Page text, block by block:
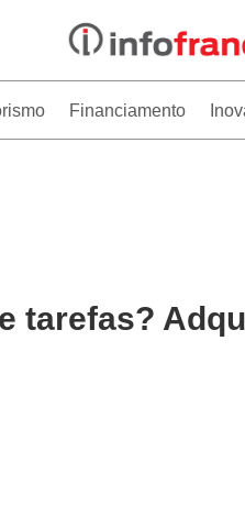
Financiamento
tarefas?